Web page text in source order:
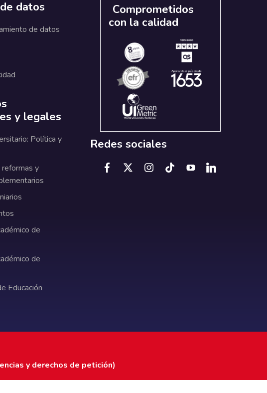
datos
de datos
y legales
Política y
reformas y
de
de
Educación
Comprometidos
con la calidad
Redes sociales
y derechos de petición)